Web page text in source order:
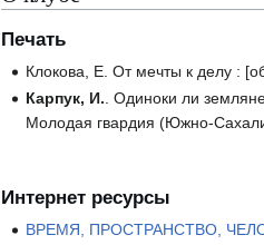
Печать
Клокова, Е. От мечты к делу :
Карпук, И. . Одиноки ли
Молодая гвардия (Южно-
Интернет ресурсы
ВРЕМЯ, ПРОСТРАНСТВО,